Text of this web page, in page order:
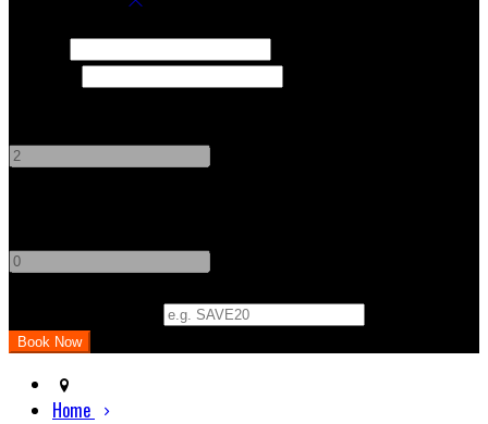
Home